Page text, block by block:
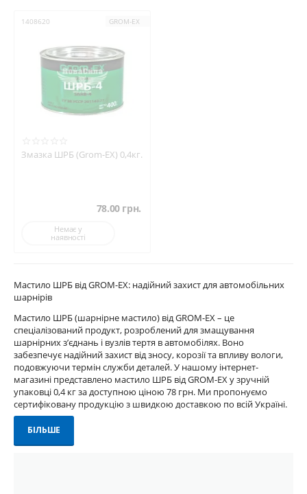
1408620 GROM-EX
Змазка ШРБ (Grom-EX) 0,4кг.
78.00 грн.
Немає у
наявності
Мастило ШРБ від GROM-EX: надійний захист для автомобільних
шарнірів
Мастило ШРБ (шарнірне мастило) від GROM-EX – це
спеціалізований продукт, розроблений для змащування
шарнірних з’єднань і вузлів тертя в автомобілях. Воно
забезпечує надійний захист від зносу, корозії та впливу вологи,
подовжуючи термін служби деталей. У нашому інтернет-
магазині представлено мастило ШРБ від GROM-EX у зручній
упаковці 0,4 кг за доступною ціною 78 грн. Ми пропонуємо
сертифіковану продукцію з швидкою доставкою по всій Україні.
Що таке мастило ШРБ?
БІЛЬШЕ